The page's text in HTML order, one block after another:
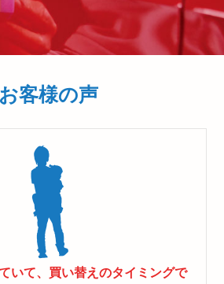
お客様の声
いて、買い替えのタイミングで